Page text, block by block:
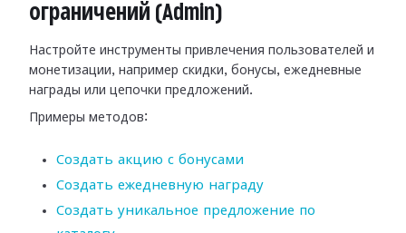
ограничений (Admin)
Настройте инструменты привлечения пользователей и
монетизации, например скидки, бонусы, ежедневные
награды или цепочки предложений.
Примеры методов:
Создать акцию с бонусами
Создать ежедневную награду
Создать уникальное предложение по